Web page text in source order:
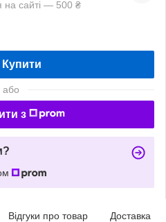
на сайті — 500 ₴
Купити
або
з
Відгуки про товар Доставка